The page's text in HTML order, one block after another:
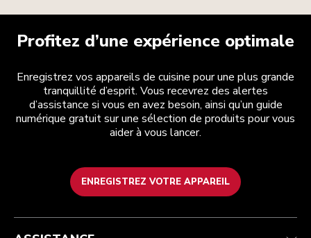
Profitez d’une expérience optimale
Enregistrez vos appareils de cuisine pour une plus grande
tranquillité d’esprit. Vous recevrez des alertes
d’assistance si vous en avez besoin, ainsi qu’un guide
numérique gratuit sur une sélection de produits pour vous
aider à vous lancer.
ENREGISTREZ VOTRE APPAREIL
Service après-vente
Conditions générales de vente
La marque
Trouver une boutique